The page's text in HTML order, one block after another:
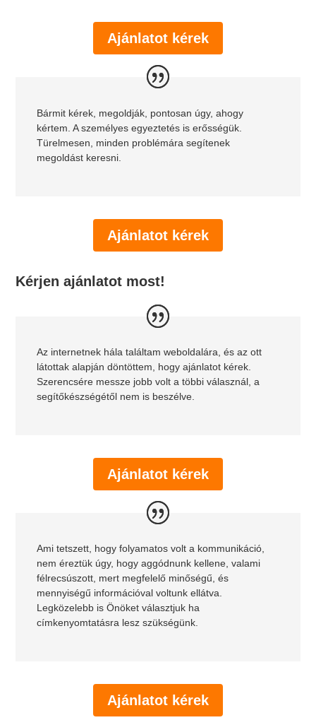
Ajánlatot kérek
Bármit kérek, megoldják, pontosan úgy, ahogy
kértem. A személyes egyeztetés is erősségük.
Türelmesen, minden problémára segítenek
megoldást keresni.
Ajánlatot kérek
Kérjen ajánlatot most!
Az internetnek hála találtam weboldalára, és az ott
látottak alapján döntöttem, hogy ajánlatot kérek.
Szerencsére messze jobb volt a többi válasznál, a
segítőkészségétől nem is beszélve.
Ajánlatot kérek
Ami tetszett, hogy folyamatos volt a kommunikáció,
nem éreztük úgy, hogy aggódnunk kellene, valami
félrecsúszott, mert megfelelő minőségű, és
mennyiségű információval voltunk ellátva.
Legközelebb is Önöket választjuk ha
címkenyomtatásra lesz szükségünk.
Ajánlatot kérek